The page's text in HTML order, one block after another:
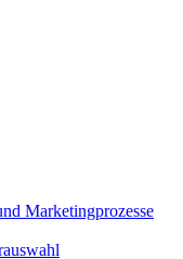
Marketingprozesse